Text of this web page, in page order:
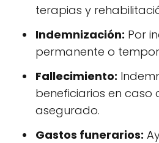
terapias y
Indemnización: Por
permanente o
Fallecimiento:
beneficiarios en caso
asegurado.
Gastos funerarios: